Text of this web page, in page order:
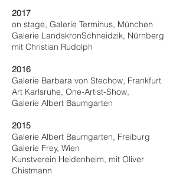
2017
on stage, Galerie Terminus, München
Galerie LandskronSchneidzik, Nürnberg
mit Christian Rudolph
2016
Galerie Barbara von Stechow, Frankfurt
Art Karlsruhe, One-Artist-Show,
Galerie Albert Baumgarten
2015
Galerie Albert Baumgarten, Freiburg
Galerie Frey, Wien
Kunstverein Heidenheim, mit Oliver
Chistmann